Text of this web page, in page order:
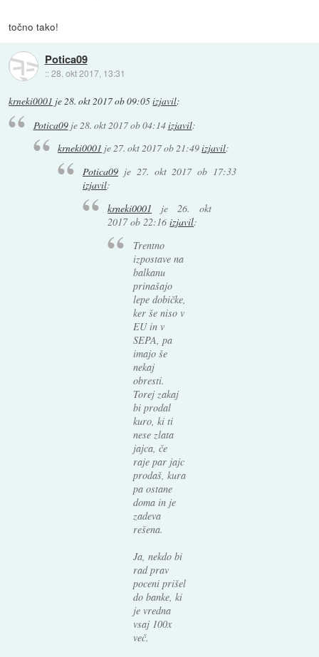
točno tako!
Potica09
::28. okt 2017, 13:31
krneki0001 je28. okt 2017 ob 09:05izjavil:
Potica09je 28. okt 2017 ob 04:14izjavil:
krneki0001 je27. okt 2017 ob 21:49izjavil:
Potica09je 27. okt 2017 ob 17:33
izjavil:
krneki0001 je 26. okt
2017 ob 22:16 izjavil:
Trentno
izpostave na
balkanu
prinašajo
lepe dobičke,
ker še niso v
EU in v
SEPA, pa
imajo še
nekaj
obresti.
Torej zakaj
bi prodal
kuro, ki ti
nese zlata
jajca, če
raje par jajc
prodaš, kura
pa ostane
doma in je
zadeva
rešena.
Ja, nekdo bi
rad prav
poceni prišel
do banke, ki
je vredna
vsaj 100x
več.